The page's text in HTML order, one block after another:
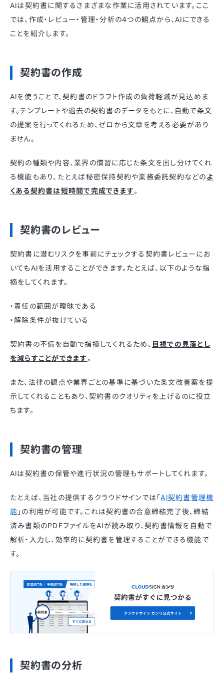
AIは契約書に関するさまざまな作業に活用されています。ここ
では、作成・レビュー・管理・分析の4つの観点から、AIにできる
ことを紹介します。
契約書の作成
AIを使うことで、契約書のドラフト作成の負荷軽減が見込めま
す。テンプレートや過去の契約書のデータをもとに、自動で条文
の提案を行ってくれるため、ゼロから文章を考える必要があり
ません。
契約の種類や内容、業界の慣習に応じた条文を出し分けてくれ
る機能もあり、たとえば秘密保持契約や業務委託契約などのよ
くある契約書は短時間で完成できます。
契約書のレビュー
契約書に潜むリスクを事前にチェックする契約書レビューにお
いてもAIを活用することができます。たとえば、以下のような指
摘をしてくれます。
・責任の範囲が曖昧である
・解除条件が抜けている
契約書の不備を自動で指摘してくれるため、 目視での見落とし
を減らすことができます。
また、法律の観点や業界ごとの基準に基づいた条文改善案を提
示してくれることもあり、契約書のクオリティを上げるのに役立
ちます。
契約書の管理
AIは契約書の保管や進行状況の管理もサポートしてくれます。
たとえば、当社の提供するクラウドサインでは「AI契約書管理機
能 」の利用が可能です。これは契約書の合意締結完了後、締結
済み書類のPDFファイルをAIが読み取り、契約書情報を自動で
解析・入力し、効率的に契約書を管理することができる機能で
す。
契約書の分析